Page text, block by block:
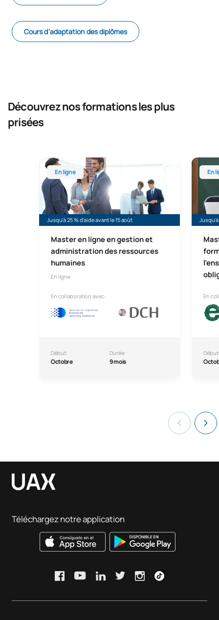
Cours d'adaptation des diplômes
Découvrez nos formations les plus
prisées
En ligne
Jusqu'à 25 % d'aide avant le 15 août
Master en ligne en gestion et
administration des ressources
humaines
En ligne
En collaboration avec:
Début:
Octobre
Durée:
9 mois
Master universitaire en ligne en direction et
En
Jusqu'à
En
Master
Téléchargez notre application